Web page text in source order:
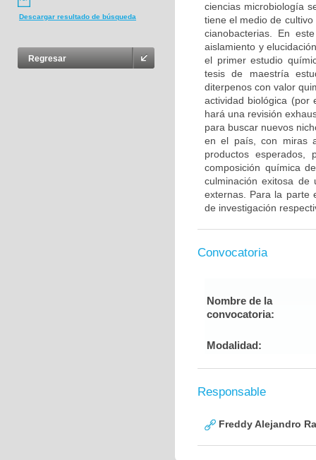
Descargar resultado de búsqueda
Regresar
ciencias microbiología
tiene el medio de
cianobacterias. En
aislamiento y
el primer estudio
tesis de maestría
diterpenos con valor
actividad biológica (por
hará una revisión
para buscar nuevos
en el país, con miras
productos
composición química
culminación exitosa
externas. Para la parte
de investigación
Convocatoria
Nombre de la
convocatoria:
Modalidad:
Responsable
Freddy Alejandro